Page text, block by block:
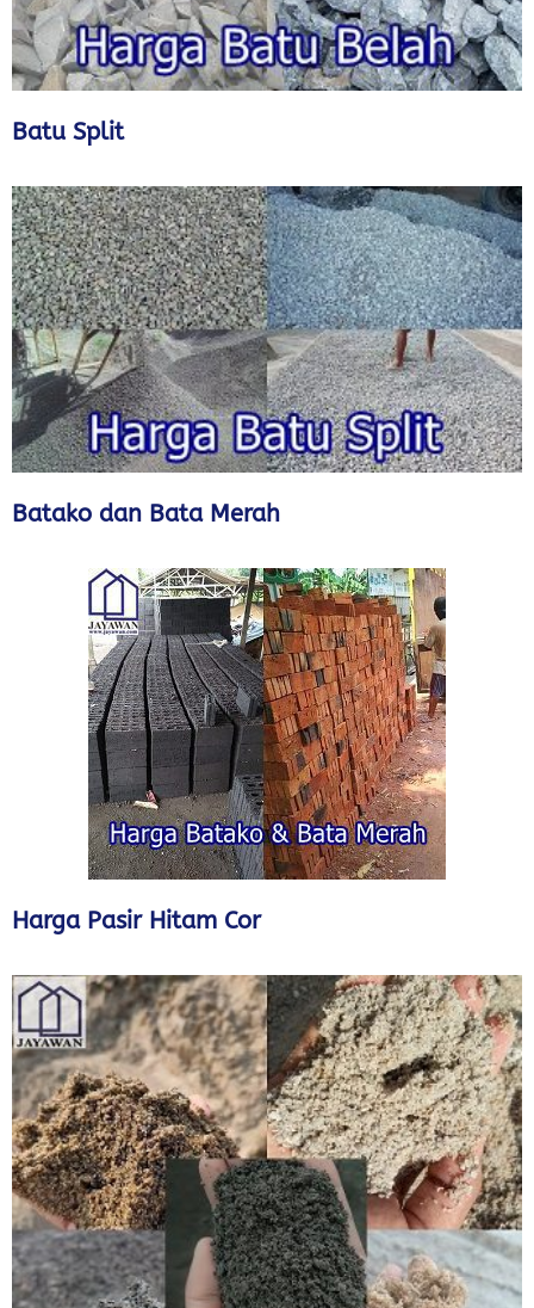
Batu Split
Batako dan Bata Merah
Harga Pasir Hitam Cor